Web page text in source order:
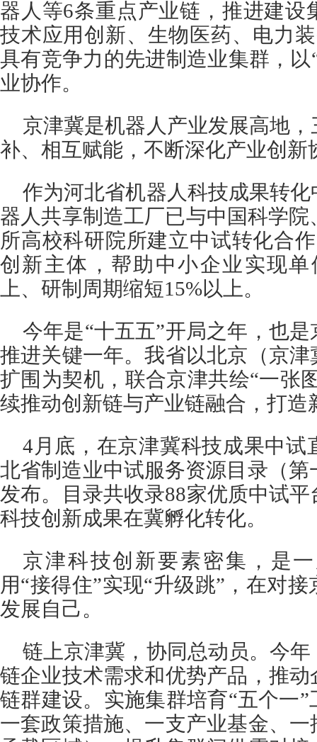
器人等6条重点产业链，推进建设
技术应用创新、生物医药、电力
具有竞争力的先进制造业集群，
业协作。
京津冀是机器人产业发展高地
补、相互赋能，不断深化产业创新
作为河北省机器人科技成果转
器人共享制造工厂已与中国科学
所高校科研院所建立中试转化合
创新主体，帮助中小企业实现
上、研制周期缩短15%以上。
今年是“十五五”开局之年，也
推进关键一年。我省以北京（京
扩围为契机，联合京津共绘“一张
续推动创新链与产业链融合，打造
4月底，在京津冀科技成果中试
北省制造业中试服务资源目录（第
发布。目录共收录88家优质中试
科技创新成果在冀孵化转化。
京津科技创新要素密集，是
用“接得住”实现“升级跳”，在对
发展自己。
链上京津冀，协同总动员。今
链企业技术需求和优势产品，推
链群建设。实施集群培育“五个一
一套政策措施、一支产业基金、